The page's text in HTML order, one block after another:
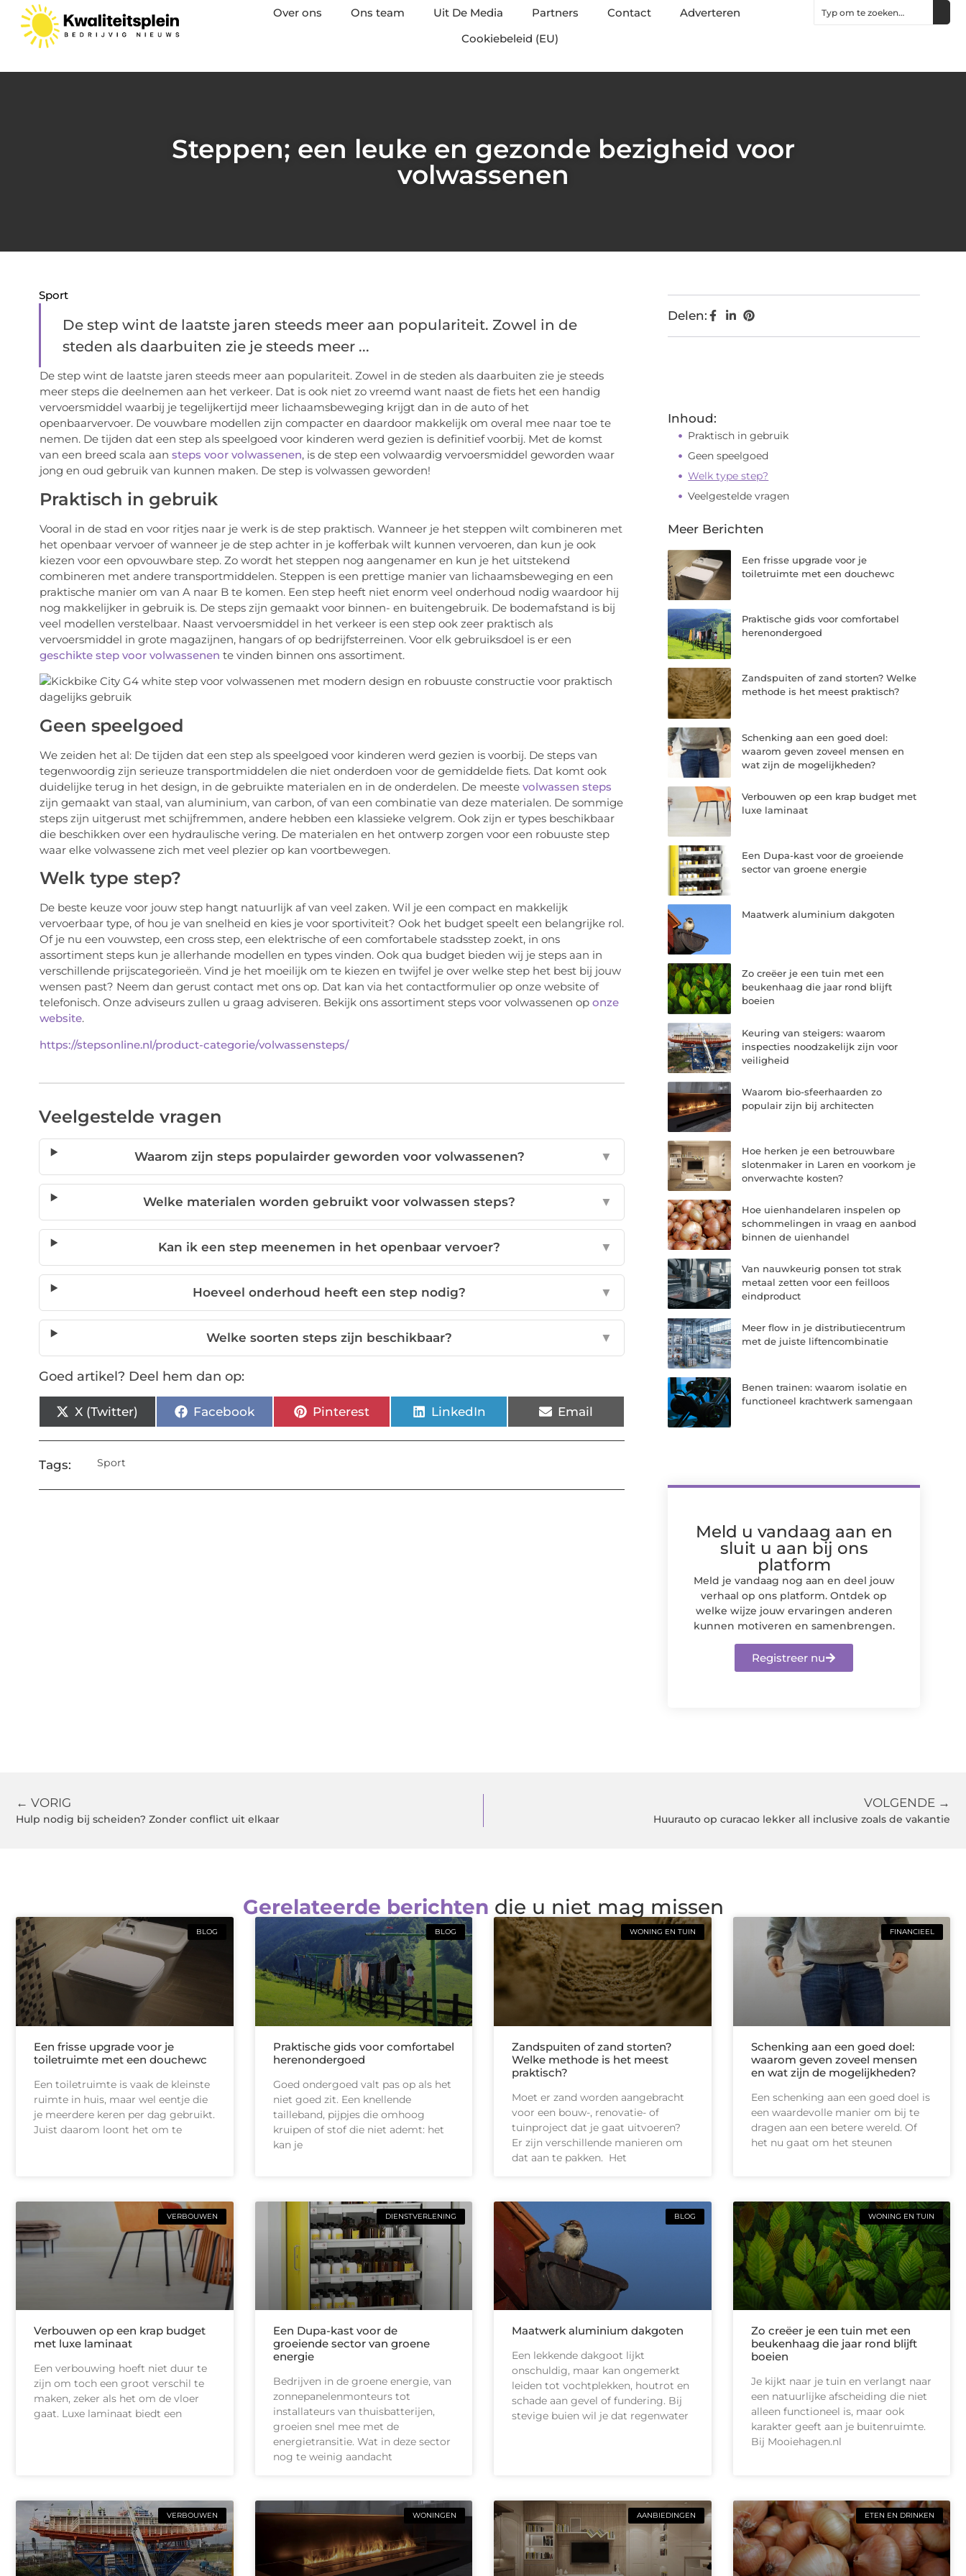
Over ons Ons team Uit De Media Partners Contact
Adverteren
Cookiebeleid (EU)
Steppen; een leuke en gezonde bezigheid voor
volwassenen
Sport
De step wint de laatste jaren steeds meer aan populariteit. Zowel in de
steden als daarbuiten zie je steeds meer ...
De step wint de laatste jaren steeds meer aan populariteit. Zowel in de steden als daarbuiten zie je steeds
meer steps die deelnemen aan het verkeer. Dat is ook niet zo vreemd want naast de fiets het een handig
vervoersmiddel waarbij je tegelijkertijd meer lichaamsbeweging krijgt dan in de auto of het
openbaarvervoer. De vouwbare modellen zijn compacter en daardoor makkelijk om overal mee naar toe te
nemen. De tijden dat een step als speelgoed voor kinderen werd gezien is definitief voorbij. Met de komst
van een breed scala aan steps voor volwassenen, is de step een volwaardig vervoersmiddel geworden waar
jong en oud gebruik van kunnen maken. De step is volwassen geworden!
Praktisch in gebruik
Vooral in de stad en voor ritjes naar je werk is de step praktisch. Wanneer je het steppen wilt combineren met
het openbaar vervoer of wanneer je de step achter in je kofferbak wilt kunnen vervoeren, dan kun je ook
kiezen voor een opvouwbare step. Zo wordt het steppen nog aangenamer en kun je het uitstekend
combineren met andere transportmiddelen. Steppen is een prettige manier van lichaamsbeweging en een
praktische manier om van A naar B te komen. Een step heeft niet enorm veel onderhoud nodig waardoor hij
nog makkelijker in gebruik is. De steps zijn gemaakt voor binnen- en buitengebruik. De bodemafstand is bij
veel modellen verstelbaar. Naast vervoersmiddel in het verkeer is een step ook zeer praktisch als
vervoersmiddel in grote magazijnen, hangars of op bedrijfsterreinen. Voor elk gebruiksdoel is er een
geschikte step voor volwassenen te vinden binnen ons assortiment.
Geen speelgoed
We zeiden het al: De tijden dat een step als speelgoed voor kinderen werd gezien is voorbij. De steps van
tegenwoordig zijn serieuze transportmiddelen die niet onderdoen voor de gemiddelde fiets. Dat komt ook
duidelijke terug in het design, in de gebruikte materialen en in de onderdelen. De meeste volwassen steps
zijn gemaakt van staal, van aluminium, van carbon, of van een combinatie van deze materialen. De sommige
steps zijn uitgerust met schijfremmen, andere hebben een klassieke velgrem. Ook zijn er types beschikbaar
die beschikken over een hydraulische vering. De materialen en het ontwerp zorgen voor een robuuste step
waar elke volwassene zich met veel plezier op kan voortbewegen.
Welk type step?
De beste keuze voor jouw step hangt natuurlijk af van veel zaken. Wil je een compact en makkelijk
vervoerbaar type, of hou je van snelheid en kies je voor sportiviteit? Ook het budget speelt een belangrijke rol.
Of je nu een vouwstep, een cross step, een elektrische of een comfortabele stadsstep zoekt, in ons
assortiment steps kun je allerhande modellen en types vinden. Ook qua budget bieden wij je steps aan in
verschillende prijscategorieën. Vind je het moeilijk om te kiezen en twijfel je over welke step het best bij jouw
wensen past? Neem dan gerust contact met ons op. Dat kan via het contactformulier op onze website of
telefonisch. Onze adviseurs zullen u graag adviseren. Bekijk ons assortiment steps voor volwassenen op onze
website.
https://stepsonline.nl/product-categorie/volwassensteps/
Veelgestelde vragen
Waarom zijn steps populairder geworden voor volwassenen? ▼
Welke materialen worden gebruikt voor volwassen steps? ▼
Kan ik een step meenemen in het openbaar vervoer? ▼
Hoeveel onderhoud heeft een step nodig? ▼
Welke soorten steps zijn beschikbaar? ▼
Goed artikel? Deel hem dan op:
X (Twitter) Facebook Pinterest LinkedIn Email
Tags: Sport
Delen:
Inhoud:
Praktisch in gebruik
Geen speelgoed
Welk type step?
Veelgestelde vragen
Meer Berichten
Een frisse upgrade voor je
toiletruimte met een douchewc
Praktische gids voor comfortabel
herenondergoed
Zandspuiten of zand storten? Welke
methode is het meest praktisch?
Schenking aan een goed doel:
waarom geven zoveel mensen en
wat zijn de mogelijkheden?
Verbouwen op een krap budget met
luxe laminaat
Een Dupa-kast voor de groeiende
sector van groene energie
Maatwerk aluminium dakgoten
Zo creëer je een tuin met een
beukenhaag die jaar rond blijft
boeien
Keuring van steigers: waarom
inspecties noodzakelijk zijn voor
veiligheid
Waarom bio-sfeerhaarden zo
populair zijn bij architecten
Hoe herken je een betrouwbare
slotenmaker in Laren en voorkom je
onverwachte kosten?
Hoe uienhandelaren inspelen op
schommelingen in vraag en aanbod
binnen de uienhandel
Van nauwkeurig ponsen tot strak
metaal zetten voor een feilloos
eindproduct
Meer flow in je distributiecentrum
met de juiste liftencombinatie
Benen trainen: waarom isolatie en
functioneel krachtwerk samengaan
Meld u vandaag aan en
sluit u aan bij ons
platform
Meld je vandaag nog aan en deel jouw
verhaal op ons platform. Ontdek op
welke wijze jouw ervaringen anderen
kunnen motiveren en samenbrengen.
Registreer nu
← VORIG
Hulp nodig bij scheiden? Zonder conflict uit elkaar
VOLGENDE →
Huurauto op curacao lekker all inclusive zoals de vakantie
Gerelateerde berichten die u niet mag missen
BLOG
Een frisse upgrade voor je
toiletruimte met een douchewc
Een toiletruimte is vaak de kleinste
ruimte in huis, maar wel eentje die
je meerdere keren per dag gebruikt.
Juist daarom loont het om te
BLOG
Praktische gids voor comfortabel
herenondergoed
Goed ondergoed valt pas op als het
niet goed zit. Een knellende
tailleband, pijpjes die omhoog
kruipen of stof die niet ademt: het
kan je
WONING EN TUIN
Zandspuiten of zand storten?
Welke methode is het meest
praktisch?
Moet er zand worden aangebracht
voor een bouw-, renovatie- of
tuinproject dat je gaat uitvoeren?
Er zijn verschillende manieren om
dat aan te pakken. Het
FINANCIEEL
Schenking aan een goed doel:
waarom geven zoveel mensen
en wat zijn de mogelijkheden?
Een schenking aan een goed doel is
een waardevolle manier om bij te
dragen aan een betere wereld. Of
het nu gaat om het steunen
VERBOUWEN
Verbouwen op een krap budget
met luxe laminaat
Een verbouwing hoeft niet duur te
zijn om toch een groot verschil te
maken, zeker als het om de vloer
gaat. Luxe laminaat biedt een
DIENSTVERLENING
Een Dupa-kast voor de
groeiende sector van groene
energie
Bedrijven in de groene energie, van
zonnepanelenmonteurs tot
installateurs van thuisbatterijen,
groeien snel mee met de
energietransitie. Wat in deze sector
nog te weinig aandacht
BLOG
Maatwerk aluminium dakgoten
Een lekkende dakgoot lijkt
onschuldig, maar kan ongemerkt
leiden tot vochtplekken, houtrot en
schade aan gevel of fundering. Bij
stevige buien wil je dat regenwater
WONING EN TUIN
Zo creëer je een tuin met een
beukenhaag die jaar rond blijft
boeien
Je kijkt naar je tuin en verlangt naar
een natuurlijke afscheiding die niet
alleen functioneel is, maar ook
karakter geeft aan je buitenruimte.
Bij Mooiehagen.nl
VERBOUWEN WONINGEN AANBIEDINGEN ETEN EN DRINKEN